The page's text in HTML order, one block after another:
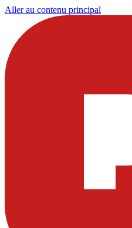
Aller au contenu principal